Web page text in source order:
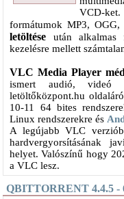
VCD-
formátumok MP3,
letöltése után alkalmas
kezelésre mellett
VLC Media Player
ismert audió, videó
letöltőközpont.hu
10-11 64 bites
Linux rendszerekre és
A legújabb VLC
hardvergyorsításának
helyet. Valószínű hogy
a VLC lesz.
QBITTORRENT 4.4.5